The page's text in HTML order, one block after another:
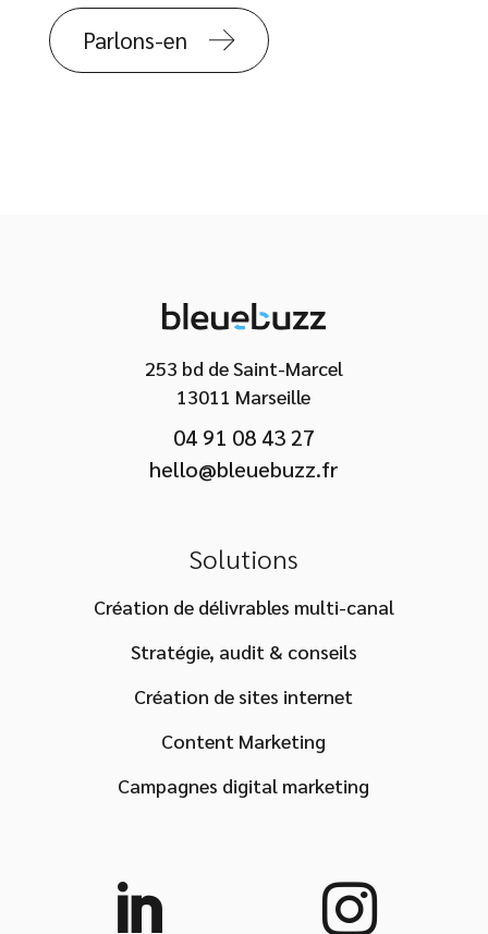
Parlons-en
253 bd de Saint-Marcel
13011 Marseille
04 91 08 43 27
hello@bleuebuzz.fr
Solutions
Création de délivrables multi-canal
Stratégie, audit & conseils
Création de sites internet
Content Marketing
Campagnes digital marketing
 